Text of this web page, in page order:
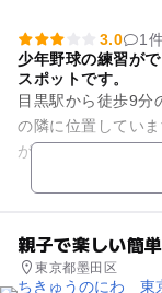
3.0
1
少年野球の練習が
スポットです。
目黒駅から徒歩9分
の隣に位置してい
が可能（ただし、
の掛け声なども、
親子で楽しい簡
東京都墨田区